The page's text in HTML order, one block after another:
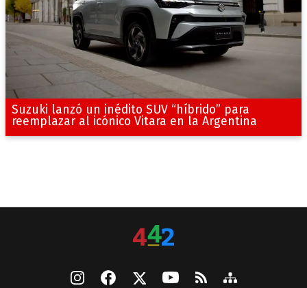
Suzuki lanzó un inédito SUV “híbrido” para
reemplazar al icónico Vitara en la Argentina